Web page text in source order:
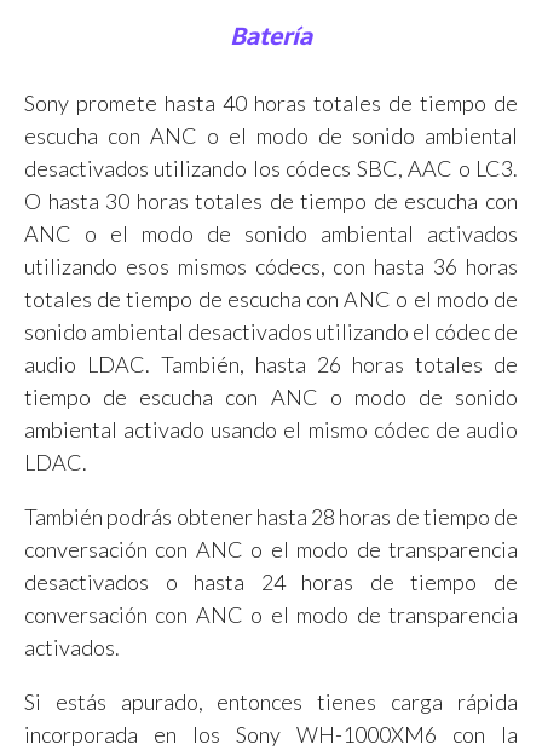
Batería
Sony promete hasta 40 horas totales de tiempo de
escucha con ANC o el modo de sonido ambiental
desactivados utilizando los códecs SBC, AAC o LC3.
O hasta 30 horas totales de tiempo de escucha con
ANC o el modo de sonido ambiental activados
utilizando esos mismos códecs, con hasta 36 horas
totales de tiempo de escucha con ANC o el modo de
sonido ambiental desactivados utilizando el códec de
audio LDAC. También, hasta 26 horas totales de
tiempo de escucha con ANC o modo de sonido
ambiental activado usando el mismo códec de audio
LDAC.
También podrás obtener hasta 28 horas de tiempo de
conversación con ANC o el modo de transparencia
desactivados o hasta 24 horas de tiempo de
conversación con ANC o el modo de transparencia
activados.
Si estás apurado, entonces tienes carga rápida
incorporada en los Sony WH-1000XM6 con la